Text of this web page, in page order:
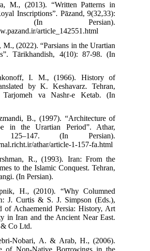
M., (2013). “Written Patterns in
Inscriptions”. Pāzand, 9(32,33):
(In Persian).
article_142551.html
M., (2022). “Parsians in the Urartian
Tārikhandish, 4(10): 87-98. (In
I. M., (1966). History of
by K. Keshavarz. Tehran,
Tarjomeh va Nashr-e Ketab. (In
B., (1997). “Architecture of
in the Urartian Period”. Athar,
125–147. (In Persian).
athar/article-1-157-fa.html
R., (1993). Iran: From the
to the Islamic Conquest. Tehran,
(In Persian).
H., (2010). “Why Columned
J. Curtis & S. J. Simpson (Eds.),
of Achaemenid Persia: History, Art
in Iran and the Ancient Near East.
Co Ltd.
A. & Arab, H., (2006).